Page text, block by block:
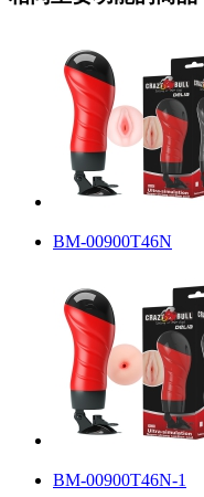
BM-00900T46N
BM-00900T46N-1